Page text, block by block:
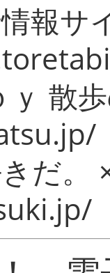
報サ
散
だ。